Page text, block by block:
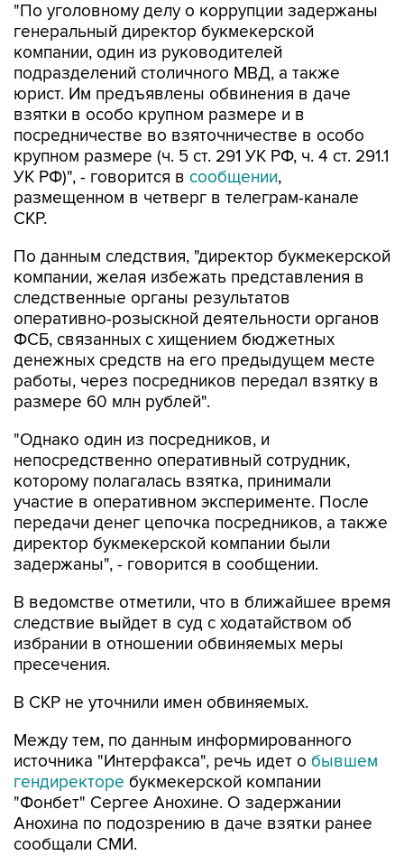
"По уголовному делу о коррупции задержаны
генеральный директор букмекерской
компании, один из руководителей
подразделений столичного МВД, а также
юрист. Им предъявлены обвинения в даче
взятки в особо крупном размере и в
посредничестве во взяточничестве в особо
крупном размере (ч. 5 ст. 291 УК РФ, ч. 4 ст. 291.1
УК РФ)", - говорится в сообщении,
размещенном в четверг в телеграм-канале
СКР.
По данным следствия, "директор букмекерской
компании, желая избежать представления в
следственные органы результатов
оперативно-розыскной деятельности органов
ФСБ, связанных с хищением бюджетных
денежных средств на его предыдущем месте
работы, через посредников передал взятку в
размере 60 млн рублей".
"Однако один из посредников, и
непосредственно оперативный сотрудник,
которому полагалась взятка, принимали
участие в оперативном эксперименте. После
передачи денег цепочка посредников, а также
директор букмекерской компании были
задержаны", - говорится в сообщении.
В ведомстве отметили, что в ближайшее время
следствие выйдет в суд с ходатайством об
избрании в отношении обвиняемых меры
пресечения.
В СКР не уточнили имен обвиняемых.
Между тем, по данным информированного
источника "Интерфакса", речь идет о бывшем
гендиректоре букмекерской компании
"Фонбет" Сергее Анохине. О задержании
Анохина по подозрению в даче взятки ранее
сообщали СМИ.